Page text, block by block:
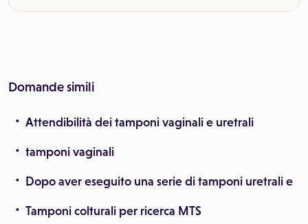
Domande simili
Attendibilità dei tamponi vaginali e uretrali
tamponi vaginali
Dopo aver eseguito una serie di tamponi uretrali e
Tamponi colturali per ricerca MTS